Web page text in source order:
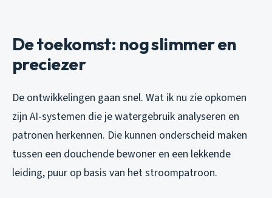
De toekomst: nog slimmer en
preciezer
De ontwikkelingen gaan snel. Wat ik nu zie opkomen
zijn AI-systemen die je watergebruik analyseren en
patronen herkennen. Die kunnen onderscheid maken
tussen een douchende bewoner en een lekkende
leiding, puur op basis van het stroompatroon.